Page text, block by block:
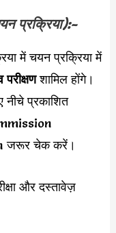
प्रक्रिया):-
में चयन प्रक्रिया में
परीक्षणशामिल होंगे।
नीचे प्रकाशित
जरूर चेक करें।
और दस्तावेज़